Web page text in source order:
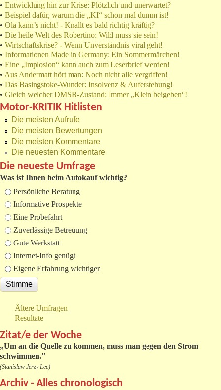
• Entwicklung hin zur Krise: Plötzlich und unerwartet?
• Beispiel dafür, warum die „KI“ schon mal dumm ist!
• Ola kann’s nicht! - Knallt es bald richtig kräftig?
• Die heile Welt des Robertino: Wild muss sie sein!
• Wirtschaftskrise? - Wenn Unverständnis viral geht!
• Informationen Made in Germany: Ein Sommermärchen!
• Eine „Implosion“ kann auch zum Leserbrief werden!
• Aus Andermatt hört man: Noch nicht alle vergriffen!
• Das Basingstoke-Wunder: Insolvenz & Auferstehung!
• Gleich welcher DMSB-Zustand: Immer „Klein beigeben“!
Motor-KRITIK Hitlisten
Die meisten Aufrufe
Die meisten Bewertungen
Die meisten Kommentare
Die neuesten Kommentare
Die neueste Umfrage
Was ist Ihnen beim Autokauf wichtig?
Auswahlmöglichkeiten
Persönliche Beratung
Informative Prospekte
Eine Probefahrt
Zuverlässige Betreuung
Gute Werkstatt
Internet-Info genügt
Eigene Erfahrung wichtiger
Ältere Umfragen
Resultate
Zitat/e der Woche
„Um an die Quelle zu kommen, muss man gegen den Strom
schwimmen."
(Stanislaw Jerzy Lec)
Archiv - Alles chronologisch